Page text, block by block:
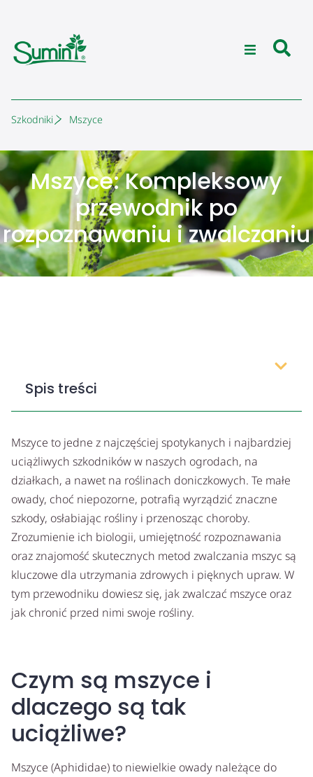
Szkodniki Mszyce
Mszyce: Kompleksowy
przewodnik po
rozpoznawaniu i zwalczaniu
Spis treści
Mszyce to jedne z najczęściej spotykanych i najbardziej
uciążliwych szkodników w naszych ogrodach, na
działkach, a nawet na roślinach doniczkowych. Te małe
owady, choć niepozorne, potrafią wyrządzić znaczne
szkody, osłabiając rośliny i przenosząc choroby.
Zrozumienie ich biologii, umiejętność rozpoznawania
oraz znajomość skutecznych metod zwalczania mszyc są
kluczowe dla utrzymania zdrowych i pięknych upraw. W
tym przewodniku dowiesz się, jak zwalczać mszyce oraz
jak chronić przed nimi swoje rośliny.
Czym są mszyce i
dlaczego są tak
uciążliwe?
Mszyce (Aphididae) to niewielkie owady należące do